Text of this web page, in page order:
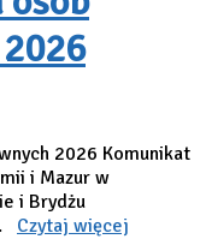
2026 Komunikat
i Mazur w
i Brydżu
Czytaj więcej